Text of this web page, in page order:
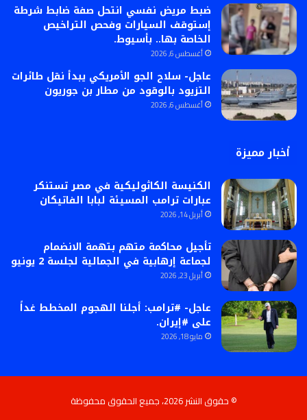
ضبط مريض نفسي انتحل صفة ضابط شرطة
إستوقف السيارات وفحص التراخيص
الخاصة بها.. بأسيوط.
أغسطس 6, 2026
عاجل- سلاح الجو الأمريكي يبدأ نقل طائرات
التزيود بالوقود من مطار بن جوريون
أغسطس 6, 2026
أخبار مميزة
الكنيسة الكاثوليكية في مصر تستنكر
عبارات ترامب المسيئة لبابا الفاتيكان
أبريل 14, 2026
تأجيل محاكمة متهم بتهمة الانضمام
لجماعة إرهابية في الجمالية لجلسة 2 يونيو
أبريل 23, 2026
عاجل- #ترامب: أجلنا الهجوم المخطط غداً
على #إيران.
مايو 18, 2026
© حقوق النشر 2026، جميع الحقوق محفوظة